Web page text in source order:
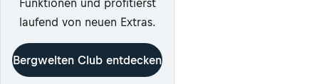
Funktionen und profitierst
laufend von neuen Extras.
Bergwelten Club entdecken